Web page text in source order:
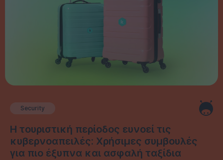
Security
Η τουριστική περίοδος ευνοεί τις
κυβερνοαπειλές: Χρήσιμες συμβουλές
για πιο έξυπνα και ασφαλή ταξίδια